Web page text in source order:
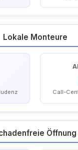
Lokale Monteure
Call-
Öffnung